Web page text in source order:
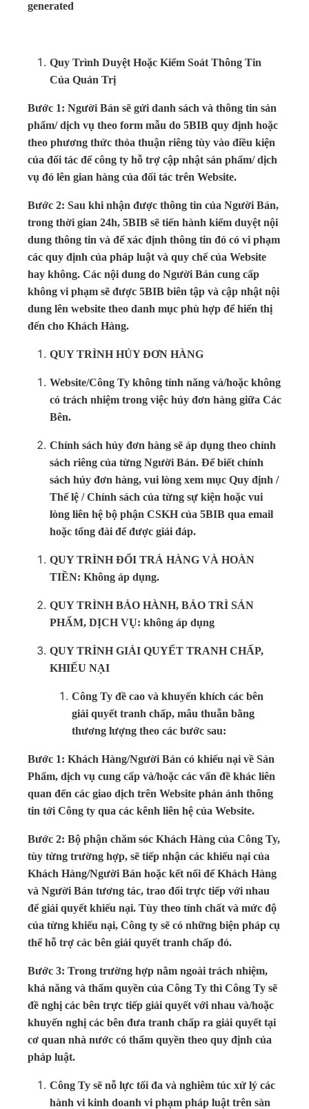
Quy Trình Duyệt Hoặc Kiểm Soát Thông Tin
Của Quản Trị
Bước 1: Người Bán sẽ gửi danh sách và thông tin sản
phẩm/ dịch vụ theo form mẫu do 5BIB quy định hoặc
theo phương thức thỏa thuận riêng tùy vào điều kiện
của đối tác để công ty hỗ trợ cập nhật sản phẩm/ dịch
vụ đó lên gian hàng của đối tác trên Website.
Bước 2: Sau khi nhận được thông tin của Người Bán,
trong thời gian 24h, 5BIB sẽ tiến hành kiểm duyệt nội
dung thông tin và để xác định thông tin đó có vi phạm
các quy định của pháp luật và quy chế của Website
hay không. Các nội dung do Người Bán cung cấp
không vi phạm sẽ được 5BIB biên tập và cập nhật nội
dung lên website theo danh mục phù hợp để hiển thị
đến cho Khách Hàng.
QUY TRÌNH HỦY ĐƠN HÀNG
Website/Công Ty không tính năng và/hoặc không
có trách nhiệm trong việc hủy đơn hàng giữa Các
Bên.
Chính sách hủy đơn hàng sẽ áp dụng theo chính
sách riêng của từng Người Bán. Để biết chính
sách hủy đơn hàng, vui lòng xem mục Quy định /
Thể lệ / Chính sách của từng sự kiện hoặc vui
lòng liên hệ bộ phận CSKH của 5BIB qua email
hoặc tổng đài để được giải đáp.
QUY TRÌNH ĐỔI TRẢ HÀNG VÀ HOÀN
TIỀN: Không áp dụng.
QUY TRÌNH BẢO HÀNH, BẢO TRÌ SẢN
PHẨM, DỊCH VỤ: không áp dụng
QUY TRÌNH GIẢI QUYẾT TRANH CHẤP,
KHIẾU NẠI
Công Ty đề cao và khuyến khích các bên
giải quyết tranh chấp, mâu thuẫn bằng
thương lượng theo các bước sau:
Bước 1: Khách Hàng/Người Bán có khiếu nại về Sản
Phẩm, dịch vụ cung cấp và/hoặc các vấn đề khác liên
quan đến các giao dịch trên Website phản ánh thông
tin tới Công ty qua các kênh liên hệ của Website.
Bước 2: Bộ phận chăm sóc Khách Hàng của Công Ty,
tùy từng trường hợp, sẽ tiếp nhận các khiếu nại của
Khách Hàng/Người Bán hoặc kết nối để Khách Hàng
và Người Bán tương tác, trao đổi trực tiếp với nhau
để giải quyết khiếu nại. Tùy theo tính chất và mức độ
của từng khiếu nại, Công ty sẽ có những biện pháp cụ
thể hỗ trợ các bên giải quyết tranh chấp đó.
Bước 3: Trong trường hợp nằm ngoài trách nhiệm,
khả năng và thẩm quyền của Công Ty thì Công Ty sẽ
đề nghị các bên trực tiếp giải quyết với nhau và/hoặc
khuyến nghị các bên đưa tranh chấp ra giải quyết tại
cơ quan nhà nước có thẩm quyền theo quy định của
pháp luật.
Công Ty sẽ nỗ lực tối đa và nghiêm túc xử lý các
hành vi kinh doanh vi phạm pháp luật trên sàn